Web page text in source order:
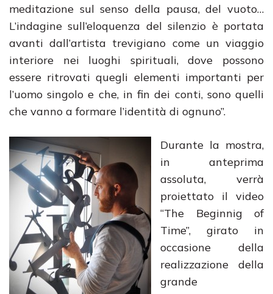
meditazione sul senso della pausa, del vuoto…
L’indagine sull’eloquenza del silenzio è portata
avanti dall’artista trevigiano come un viaggio
interiore nei luoghi spirituali, dove possono
essere ritrovati quegli elementi importanti per
l’uomo singolo e che, in fin dei conti, sono quelli
che vanno a formare l’identità di ognuno”.
Durante la mostra,
in anteprima
assoluta, verrà
proiettato il video
“The Beginnig of
Time”, girato in
occasione della
realizzazione della
grande